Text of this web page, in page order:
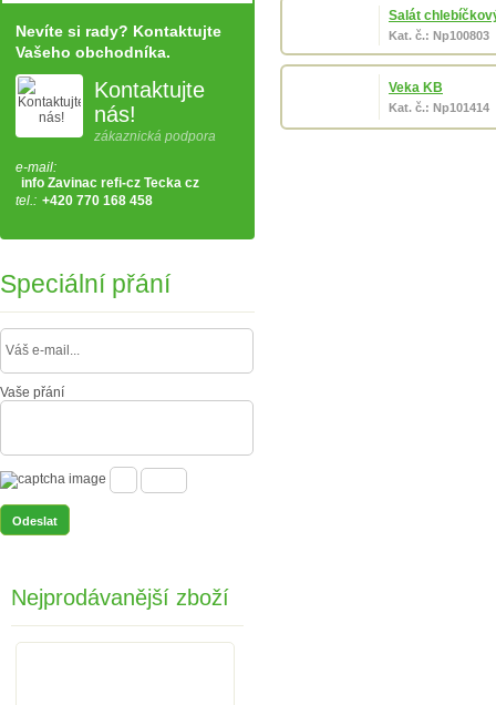
Salát
Kat. č.: Np100803
Veka KB
Kat. č.: Np101414
Nevíte si rady? Kontaktujte
Vašeho obchodníka.
Kontaktujte
nás!
zákaznická podpora
e-mail:
info Zavinac refi-cz Tecka cz
tel.: +420 770 168 458
Speciální přání
Vaše přání
Nejprodávanější zboží